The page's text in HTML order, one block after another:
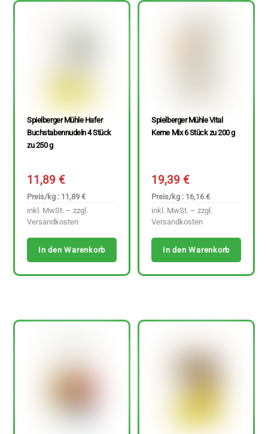
Spielberger Mühle Hafer
Buchstabennudeln 4 Stück
zu 250 g
11,89€
Preis/kg : 11,89 €
inkl. MwSt. – zzgl.
Versandkosten
In den Warenkorb
Spielberger Mühle Vital
Kerne Mix 6 Stück zu 200 g
19,39€
Preis/kg : 16,16 €
inkl. MwSt. – zzgl.
Versandkosten
In den Warenkorb